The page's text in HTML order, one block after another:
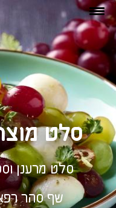
סלט
סלט מרענן
שף סהר